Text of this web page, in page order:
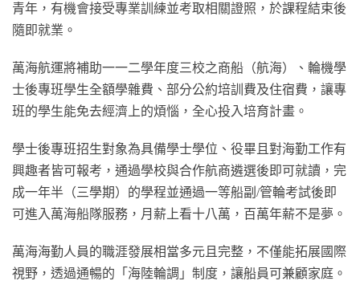
青年，有機會接受專業訓練並考取相關證照，於課程結束後
隨即就業。
萬海航運將補助一一二學年度三校之商船（航海）、輪機學
士後專班學生全額學雜費、部分公約培訓費及住宿費，讓專
班的學生能免去經濟上的煩惱，全心投入培育計畫。
學士後專班招生對象為具備學士學位、役畢且對海勤工作有
興趣者皆可報考，通過學校與合作航商遴選後即可就讀，完
成一年半（三學期）的學程並通過一等船副/管輪考試後即
可進入萬海船隊服務，月薪上看十八萬，百萬年薪不是夢。
萬海海勤人員的職涯發展相當多元且完整，不僅能拓展國際
視野，透過通暢的「海陸輪調」制度，讓船員可兼顧家庭。